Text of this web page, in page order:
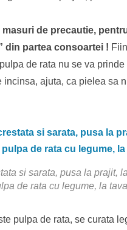
de precautie,
din partea consoartei !
de rata nu se va prinde
incinsa, ajuta, ca pielea sa
si sarata, pusa la prajit,
de rata cu legume, la
pulpa de rata, se curata